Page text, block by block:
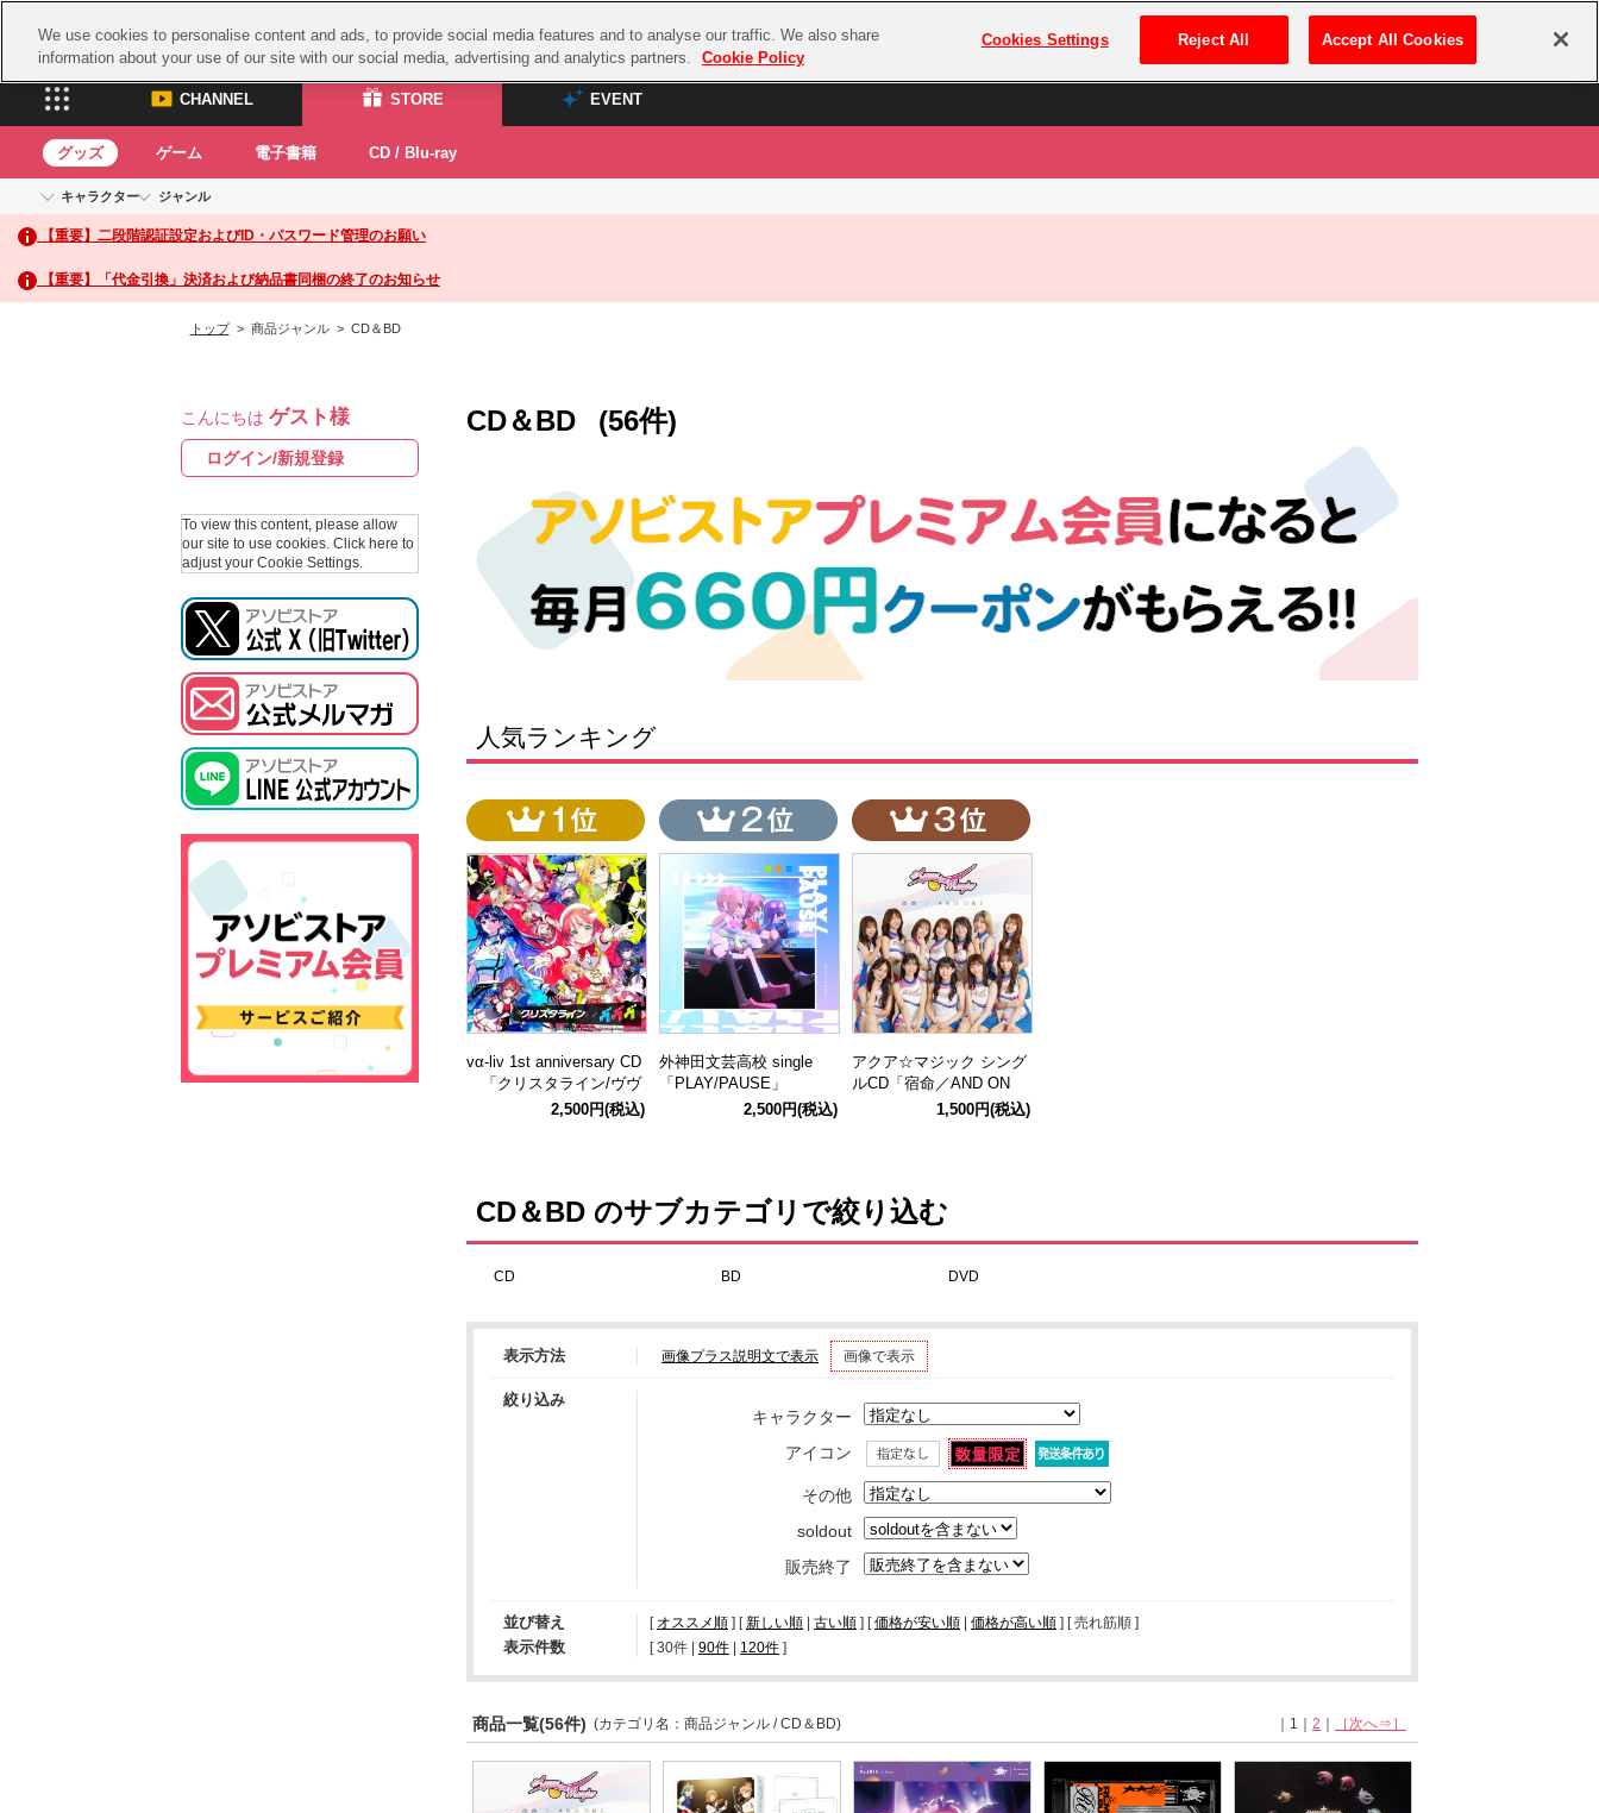
プレミアム会員とは ログイン・新規登録
CHANNEL STORE EVENT
CHANNEL
ASOBI CHANNEL TOP
STORE
ASOBI STORE TOP
グッズ
CD / Blu-ray
EVENT
ASOBI STAGE
グッズ ゲーム 電子書籍 CD / Blu-ray
キャラクター
アイドルマスターシリーズ
アイドルマスター
アイドルマスター シンデレラガールズ
アイドルマスター ミリオンライブ！
プロジェクトアイマス ヴイアライヴ
テイルズ オブ シリーズ
スサノオマジック
ドラゴンボール
ラブライブ！サンシャイン‼
ジャンル
イベントグッズ
トイ・ホビー
【重要】二段階認証設定およびID・パスワード管理のお願い
【重要】「代金引換」決済および納品書同梱の終了のお知らせ
トップ> 商品ジャンル > CD＆BD
こんにちは ゲスト様
ログイン/新規登録
To view this content, please allow
our site to use cookies. Click here to
adjust your Cookie Settings.
CD＆BD (56件)
人気ランキング
vα-liv 1st anniversary CD
「クリスタライン/ヴヴ
2,500円(税込)
外神田文芸高校 single
「PLAY/PAUSE」
2,500円(税込)
アクア☆マジック シング
ルCD「宿命／AND ON
1,500円(税込)
CD＆BD のサブカテゴリで絞り込む
CD BD DVD
表示方法 画像プラス説明文で表示 画像で表示
絞り込み
キャラクター
アイコン
その他
soldout
販売終了
並び替え [ オススメ順 ] [新しい順 | 古い順 ] [価格が安い順 | 価格が高い順 ] [ 売れ筋順 ]
表示件数 [ 30件 | 90件 | 120件 ]
商品一覧(56件) ｜1｜ 2 ｜ ［次へ⇒］
(カテゴリ名：商品ジャンル / CD＆BD)
We use cookies to personalise content and ads, to provide social media features and to analyse our traffic. We also share
information about your use of our site with our social media, advertising and analytics partners.
Cookie Policy
Cookies Settings Reject All Accept All Cookies